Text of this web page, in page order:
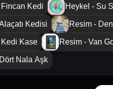
Kedi Heykel - Su
Kedisi Resim -
Kase Resim - Van
Nala Aşk